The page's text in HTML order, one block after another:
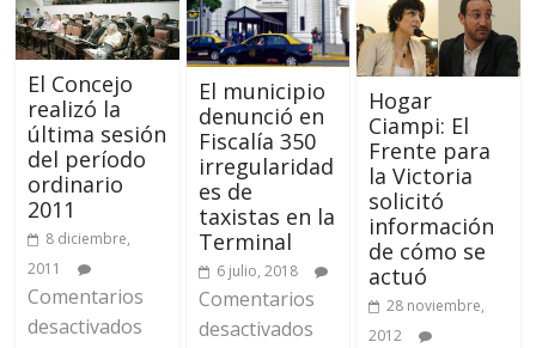
El Concejo
realizó la
última sesión
del período
ordinario
2011
8 diciembre,
2011
Comentarios
desactivados
El municipio
denunció en
Fiscalía 350
irregularidad
es de
taxistas en la
Terminal
6 julio, 2018
Comentarios
desactivados
Hogar
Ciampi: El
Frente para
la Victoria
solicitó
información
de cómo se
actuó
28 noviembre,
2012